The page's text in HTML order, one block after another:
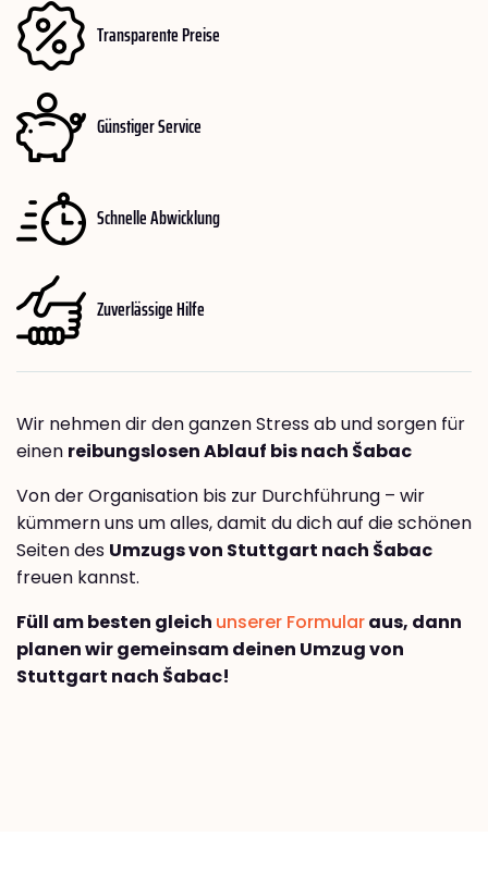
Transparente Preise
Günstiger Service
Schnelle Abwicklung
Zuverlässige Hilfe
Wir nehmen dir den ganzen Stress ab und sorgen für
einen reibungslosen Ablauf bis nach Šabac
Von der Organisation bis zur Durchführung – wir
kümmern uns um alles, damit du dich auf die schönen
Seiten des Umzugs von Stuttgart nach Šabac
freuen kannst.
Füll am besten gleich unserer Formularaus, dann
planen wir gemeinsam deinen Umzug von
Stuttgart nach Šabac!